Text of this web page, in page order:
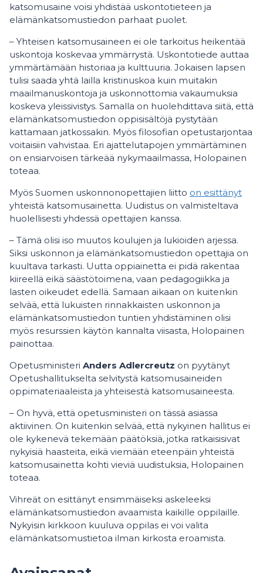
katsomusaine voisi yhdistää uskontotieteen ja
elämänkatsomustiedon parhaat puolet.
– Yhteisen katsomusaineen ei ole tarkoitus heikentää
uskontoja koskevaa ymmärrystä. Uskontotiede auttaa
ymmärtämään historiaa ja kulttuuria. Jokaisen lapsen
tulisi saada yhtä lailla kristinuskoa kuin muitakin
maailmanuskontoja ja uskonnottomia vakaumuksia
koskeva yleissivistys. Samalla on huolehdittava siitä, että
elämänkatsomustiedon oppisisältöjä pystytään
kattamaan jatkossakin. Myös filosofian opetustarjontaa
voitaisiin vahvistaa. Eri ajattelutapojen ymmärtäminen
on ensiarvoisen tärkeää nykymaailmassa, Holopainen
toteaa.
Myös Suomen uskonnonopettajien liitto on esittänyt
yhteistä katsomusainetta. Uudistus on valmisteltava
huolellisesti yhdessä opettajien kanssa.
– Tämä olisi iso muutos koulujen ja lukioiden arjessa.
Siksi uskonnon ja elämänkatsomustiedon opettajia on
kuultava tarkasti. Uutta oppiainetta ei pidä rakentaa
kiireellä eikä säästötoimena, vaan pedagogiikka ja
lasten oikeudet edellä. Samaan aikaan on kuitenkin
selvää, että lukuisten rinnakkaisten uskonnon ja
elämänkatsomustiedon tuntien yhdistäminen olisi
myös resurssien käytön kannalta viisasta, Holopainen
painottaa.
Opetusministeri Anders Adlercreutz on pyytänyt
Opetushallitukselta selvitystä katsomusaineiden
oppimateriaaleista ja yhteisestä katsomusaineesta.
– On hyvä, että opetusministeri on tässä asiassa
aktiivinen. On kuitenkin selvää, että nykyinen hallitus ei
ole kykenevä tekemään päätöksiä, jotka ratkaisisivat
nykyisiä haasteita, eikä viemään eteenpäin yhteistä
katsomusainetta kohti vieviä uudistuksia, Holopainen
toteaa.
Vihreät on esittänyt ensimmäiseksi askeleeksi
elämänkatsomustiedon avaamista kaikille oppilaille.
Nykyisin kirkkoon kuuluva oppilas ei voi valita
elämänkatsomustietoa ilman kirkosta eroamista.